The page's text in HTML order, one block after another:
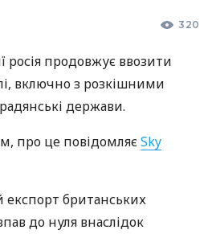
320
росія продовжує ввозити
включно з розкішними
держави.
про це повідомляєSky
експорт британських
до нуля внаслідок